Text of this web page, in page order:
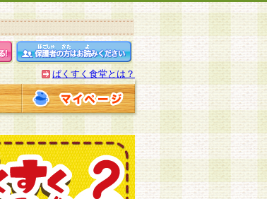
ぱくすく食堂とは？